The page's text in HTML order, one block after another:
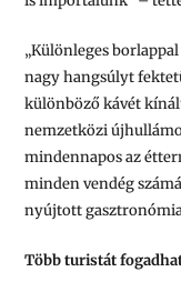
„Különleges
nagy hangsúlyt
különböző kávét
nemzetközi
mindennapos az
minden vendég
nyújtott
Több turistát